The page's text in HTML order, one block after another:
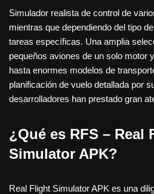
Simulador realista de control de
mientras que dependiendo del tipo
tareas específicas. Una amplia
pequeños aviones de un solo motor
hasta enormes modelos de
planificación de vuelo detallada por
desarrolladores han prestado gran
¿Qué es RFS – Real
Simulator APK?
Real Flight Simulator APK es una